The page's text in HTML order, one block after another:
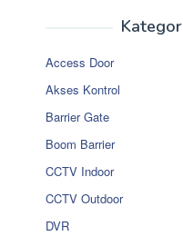
Access Door
Akses Kontrol
Barrier Gate
Boom Barrier
CCTV Indoor
CCTV Outdoor
DVR